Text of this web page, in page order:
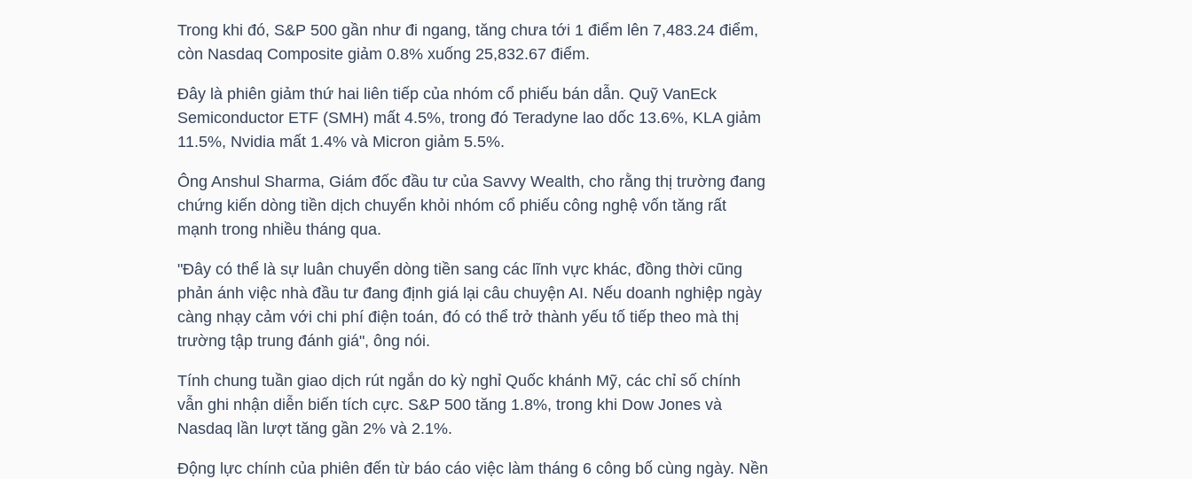
Trong khi đó, S&P 500 gần như đi ngang, tăng chưa tới 1 điểm lên 7,483.24 điểm,
còn Nasdaq Composite giảm 0.8% xuống 25,832.67 điểm.
Đây là phiên giảm thứ hai liên tiếp của nhóm cổ phiếu bán dẫn. Quỹ VanEck
Semiconductor ETF (SMH) mất 4.5%, trong đó Teradyne lao dốc 13.6%, KLA giảm
11.5%, Nvidia mất 1.4% và Micron giảm 5.5%.
Ông Anshul Sharma, Giám đốc đầu tư của Savvy Wealth, cho rằng thị trường đang
chứng kiến dòng tiền dịch chuyển khỏi nhóm cổ phiếu công nghệ vốn tăng rất
mạnh trong nhiều tháng qua.
"Đây có thể là sự luân chuyển dòng tiền sang các lĩnh vực khác, đồng thời cũng
phản ánh việc nhà đầu tư đang định giá lại câu chuyện AI. Nếu doanh nghiệp ngày
càng nhạy cảm với chi phí điện toán, đó có thể trở thành yếu tố tiếp theo mà thị
trường tập trung đánh giá", ông nói.
Tính chung tuần giao dịch rút ngắn do kỳ nghỉ Quốc khánh Mỹ, các chỉ số chính
vẫn ghi nhận diễn biến tích cực. S&P 500 tăng 1.8%, trong khi Dow Jones và
Nasdaq lần lượt tăng gần 2% và 2.1%.
Động lực chính của phiên đến từ báo cáo việc làm tháng 6 công bố cùng ngày. Nền